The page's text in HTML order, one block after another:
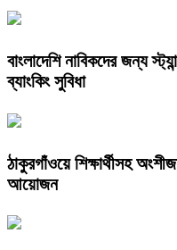
বাংলাদেশি নাবিকদের জন্য
ব্যাংকিং সুবিধা
ঠাকুরগাঁওয়ে শিক্ষার্থীসহ
আয়োজন